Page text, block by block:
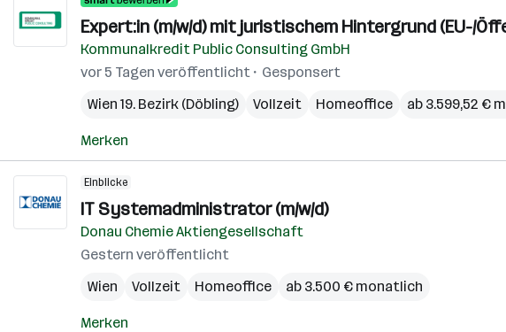
Expert:in (m/w/d) mit juristischem Hintergrund (EU-/
Kommunalkredit Public Consulting GmbH
vor 5 Tagen veröffentlicht
Gesponsert
Wien 19. Bezirk (Döbling)
Vollzeit Homeoffice ab 3.599,52 €
Merken
Einblicke
IT Systemadministrator (m/w/d)
Donau Chemie Aktiengesellschaft
Gestern veröffentlicht
Wien
Vollzeit Homeoffice ab 3.500 € monatlich
Merken